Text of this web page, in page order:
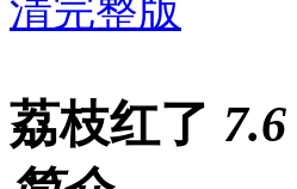
清完整版
荔枝红了 7.6